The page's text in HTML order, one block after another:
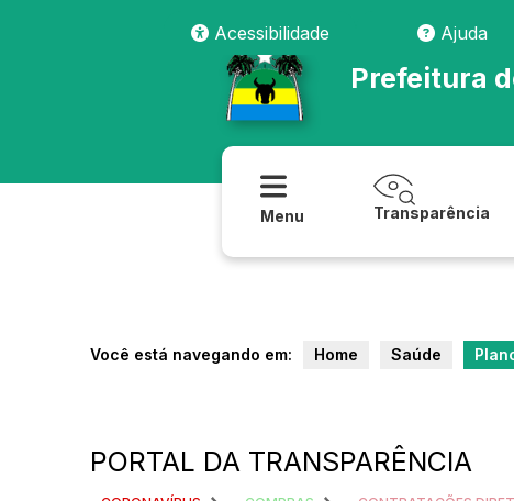
Acessibilidade
Ajuda
Prefeitura
Menu Transparência
Você está navegando em: Home Saúde
PORTAL DA TRANSPARÊNCIA